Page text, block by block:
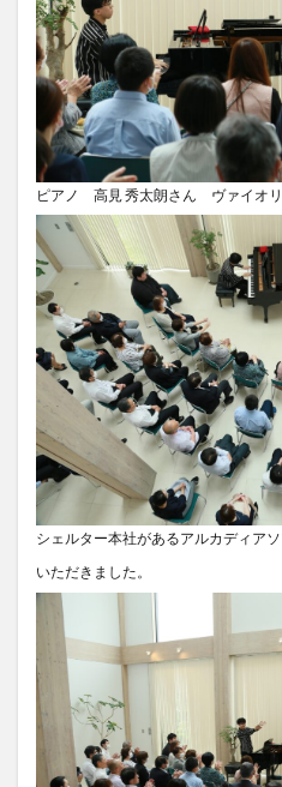
ピアノ 高見 秀太朗さん ヴァイオ
シェルター本社があるアルカディア
いただきました。